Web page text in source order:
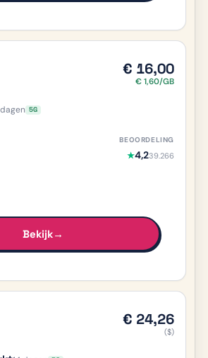
5G
€ 16,00
€ 1,60/GB
info
meer info ★4,239.266
Bekijk→
€ 24,26
($)